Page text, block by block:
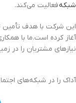
شبکهفعالیت می‌کند.
این شرکت با هدف تأمین
آغاز کرده است.ما با
نیازهای مشتریان را در
آداک را در شبکه‌های